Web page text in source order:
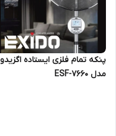
پنکه تمام فلزی ایستاده اگزیدو
مدل ESF-7660